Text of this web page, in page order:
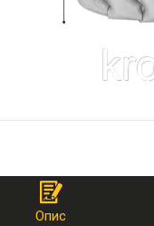
Опис